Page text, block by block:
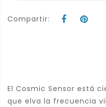
Compartir:
El Cosmic Sensor está
que elva la frecuencia